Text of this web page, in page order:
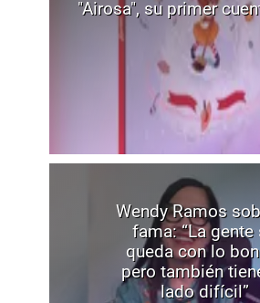
"Airosa", su primer
Wendy Ramos
fama: “La gente
queda con lo
pero también
lado difícil”